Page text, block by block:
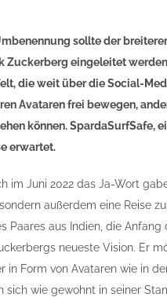
sollte der
eingeleitet
die weit über die Social-
Avataren frei bewegen,
können. SpardaSurfSafe,
erwartet.
Juni 2022 das Ja-Wort
außerdem eine Reise
aus Indien, die
neueste Vision. Er
Form von Avataren wie in
wie gewohnt in seiner